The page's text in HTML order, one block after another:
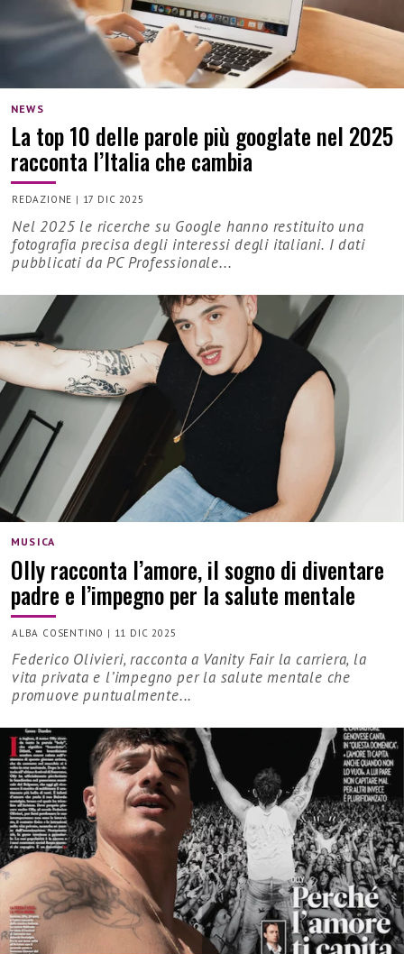
NEWS
La top 10 delle parole più googlate nel 2025
racconta l’Italia che cambia
REDAZIONE | 17 DIC 2025
Nel 2025 le ricerche su Google hanno restituito una
fotografia precisa degli interessi degli italiani. I dati
pubblicati da PC Professionale...
MUSICA
Olly racconta l’amore, il sogno di diventare
padre e l’impegno per la salute mentale
ALBA COSENTINO | 11 DIC 2025
Federico Olivieri, racconta a Vanity Fair la carriera, la
vita privata e l’impegno per la salute mentale che
promuove puntualmente...